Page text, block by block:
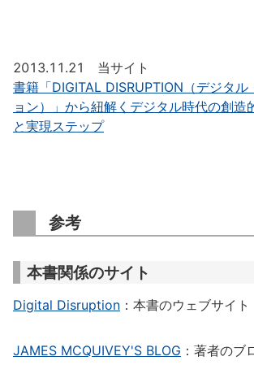
2013.11.21 当サイト
書籍「DIGITAL DISRUPTION（デジタル
ョン）」から紐解くデジタル時代の創造
と実現ステップ
参考
本書関係のサイト
Digital Disruption ：本書のウェブサイト
JAMES MCQUIVEY'S BLOG ：著者のブ